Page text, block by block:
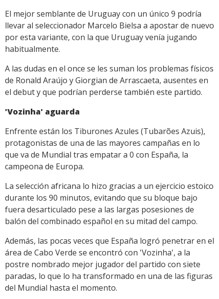
El mejor semblante de Uruguay con un único 9 podría
llevar al seleccionador Marcelo Bielsa a apostar de nuevo
por esta variante, con la que Uruguay venía jugando
habitualmente.
A las dudas en el once se les suman los problemas físicos
de Ronald Araújo y Giorgian de Arrascaeta, ausentes en
el debut y que podrían perderse también este partido.
'Vozinha' aguarda
Enfrente están los Tiburones Azules (Tubarões Azuis),
protagonistas de una de las mayores campañas en lo
que va de Mundial tras empatar a 0 con España, la
campeona de Europa.
La selección africana lo hizo gracias a un ejercicio estoico
durante los 90 minutos, evitando que su bloque bajo
fuera desarticulado pese a las largas posesiones de
balón del combinado español en su mitad del campo.
Además, las pocas veces que España logró penetrar en el
área de Cabo Verde se encontró con 'Vozinha', a la
postre nombrado mejor jugador del partido con siete
paradas, lo que lo ha transformado en una de las figuras
del Mundial hasta el momento.